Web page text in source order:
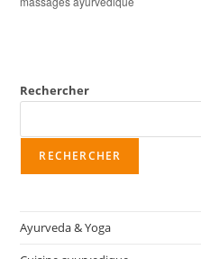
Rechercher
RECHERCHER
Ayurveda & Yoga